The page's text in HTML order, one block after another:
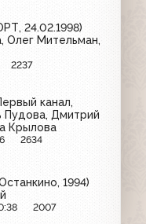
24.02.1998)
Олег Мительман,
2237
канал,
Пудова, Дмитрий
Крылова
2634
1994)
2007